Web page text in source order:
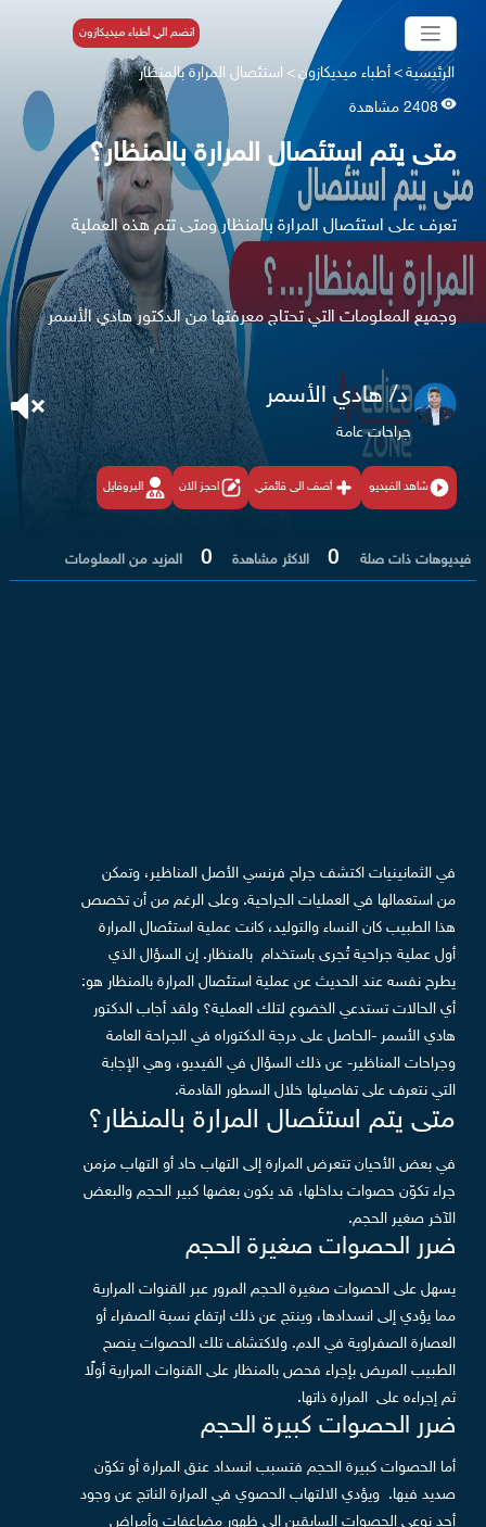
انضم الي أطباء ميديكازون
الرئيسية>أطباء ميديكازون> استئصال المرارة بالمنظار
2408 مشاهدة
متى يتم استئصال المرارة بالمنظار؟
تعرف على استئصال المرارة بالمنظار ومتى تتم هذه العملية
وجميع المعلومات التي تحتاج معرفتها من الدكتور هادي الأسمر
د/ هادي الأسمر
جراحات عامة
شاهد الفيديو أضف الى قائمتي احجز الان البروفايل
فيديوهات ذات صلة 0 الاكثر مشاهدة 0 المزيد من المعلومات
في الثمانينيات اكتشف جراح فرنسي الأصل المناظير، وتمكن
من استعمالها في العمليات الجراحية. وعلى الرغم من أن تخصص
هذا الطبيب كان النساء والتوليد، كانت عملية استئصال المرارة
أول عملية جراحية تُجرى باستخدام بالمنظار. إن السؤال الذي
يطرح نفسه عند الحديث عن عملية استئصال المرارة بالمنظار هو:
أي الحالات تستدعي الخضوع لتلك العملية؟ ولقد أجاب الدكتور
هادي الأسمر -الحاصل على درجة الدكتوراه في الجراحة العامة
وجراحات المناظير- عن ذلك السؤال في الفيديو، وهي الإجابة
التي نتعرف على تفاصيلها خلال السطور القادمة.
متى يتم استئصال المرارة بالمنظار؟
في بعض الأحيان تتعرض المرارة إلى التهاب حاد أو التهاب مزمن
جراء تكوّن حصوات بداخلها، قد يكون بعضها كبير الحجم والبعض
الآخر صغير الحجم.
ضرر الحصوات صغيرة الحجم
يسهل على الحصوات صغيرة الحجم المرور عبر القنوات المرارية
مما يؤدي إلى انسدادها، وينتج عن ذلك ارتفاع نسبة الصفراء أو
العصارة الصفراوية في الدم. ولاكتشاف تلك الحصوات ينصح
الطبيب المريض بإجراء فحص بالمنظار على القنوات المرارية أولًا
ثم إجراءه على المرارة ذاتها.
ضرر الحصوات كبيرة الحجم
أما الحصوات كبيرة الحجم فتسبب انسداد عنق المرارة أو تكوّن
صديد فيها. ويؤدي الالتهاب الحصوي في المرارة الناتج عن وجود
أحد نوعي الحصوات السابقين إلى ظهور مضاعفات وأمراض